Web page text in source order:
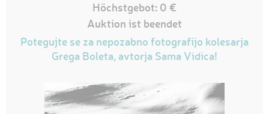
Höchstgebot: 0 €
Auktion ist beendet
Potegujte se za nepozabno fotografijo kolesarja
Grega Boleta, avtorja Sama Vidica!